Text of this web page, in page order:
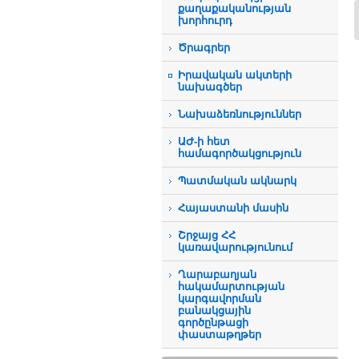
քաղաքականության
խորհուրդ
Ծրագրեր
Իրավական ակտերի
նախագծեր
Նախաձեռնություններ
ԱԺ-ի հետ
համագործակցություն
Պատմական ակնարկ
Հայաստանի մասին
Շրջայց ՀՀ
կառավարությունում
Ղարաբաղյան
հակամարտության
կարգավորման
բանակցային
գործընթացի
փաստաթղթեր